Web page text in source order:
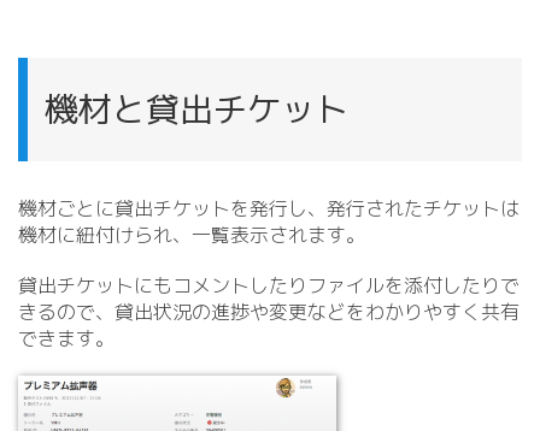
機材と貸出チケット
機材ごとに貸出チケットを発行し、発行されたチケットは
機材に紐付けられ、一覧表示されます。
貸出チケットにもコメントしたりファイルを添付したりで
きるので、貸出状況の進捗や変更などをわかりやすく共有
できます。